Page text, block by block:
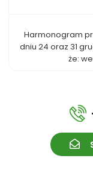
Harmonogram
dniu 24 oraz 31
że: